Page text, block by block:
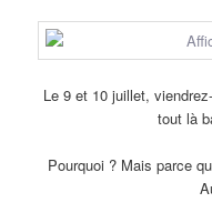
Le 9 et 10 juillet,
tout là
Pourquoi ? Mais parce